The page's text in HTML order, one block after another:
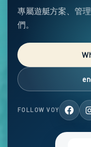
專屬遊艇方案、管
們。
FOLLOW VOY